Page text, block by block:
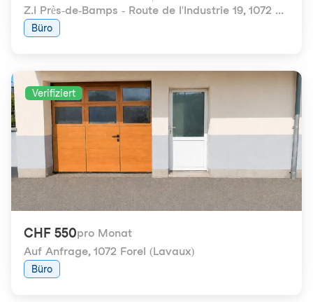
Z.I Près-de-Bamps - Route de l'Industrie 19, 1072 Forel (Lavaux)
Büro
Verifiziert
CHF 550pro Monat
Auf Anfrage, 1072 Forel (Lavaux)
Büro